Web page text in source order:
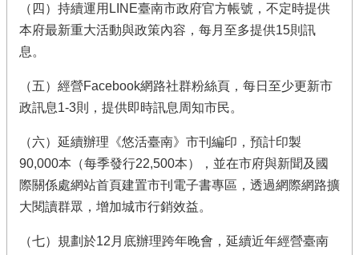
（四）持續運用LINE臺南市政府官方帳號，不定時提供
本府最新重大活動與政策內容，每月至多提供15則訊
息。
（五）經營Facebook網路社群粉絲頁，每日至少更新市
政訊息1-3則，提供即時訊息周知市民。
（六）延續辦理《悠活臺南》市刊編印，預計印製
90,000本（每季發行22,500本），並在市府與新聞及國
際關係處網站首頁建置市刊電子書專區，透過網際網路擴
大閱讀群眾，增加城市行銷效益。
（七）規劃於12月底辦理跨年晚會，延續近年經營臺南